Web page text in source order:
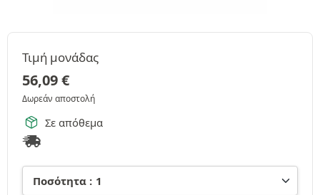
Τιμή μονάδας
56,09€
Δωρεάν αποστολή
Σε απόθεμα